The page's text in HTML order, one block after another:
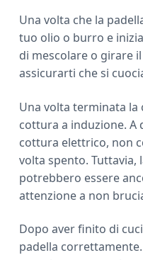
Una volta che la
tuo olio o burro e
di mescolare o girare
assicurarti che si
Una volta terminata
cottura a induzione. A
cottura elettrico, non
volta spento. Tuttavia,
potrebbero essere
attenzione a non
Dopo aver finito di
padella